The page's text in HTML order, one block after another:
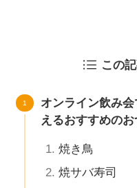
この
オンライン飲み
えるおすすめの
焼き鳥
焼サバ寿司